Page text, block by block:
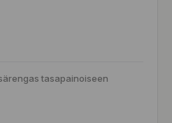
tasapainoiseen